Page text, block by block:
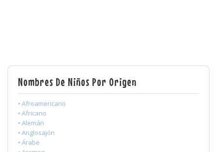
Nombres De Niños Por Origen
• Afroamericano
• Africano
• Alemán
• Anglosajón
• Árabe